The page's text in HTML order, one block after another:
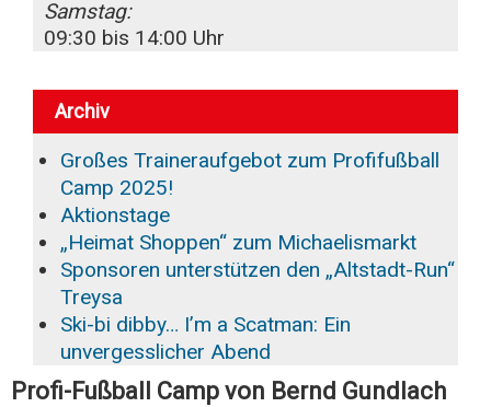
Samstag:
09:30 bis 14:00 Uhr
Archiv
Großes Traineraufgebot zum Profifußball
Camp 2025!
Aktionstage
„Heimat Shoppen“ zum Michaelismarkt
Sponsoren unterstützen den „Altstadt-Run“
Treysa
Ski-bi dibby… I’m a Scatman: Ein
unvergesslicher Abend
Profi-Fußball Camp von Bernd Gundlach